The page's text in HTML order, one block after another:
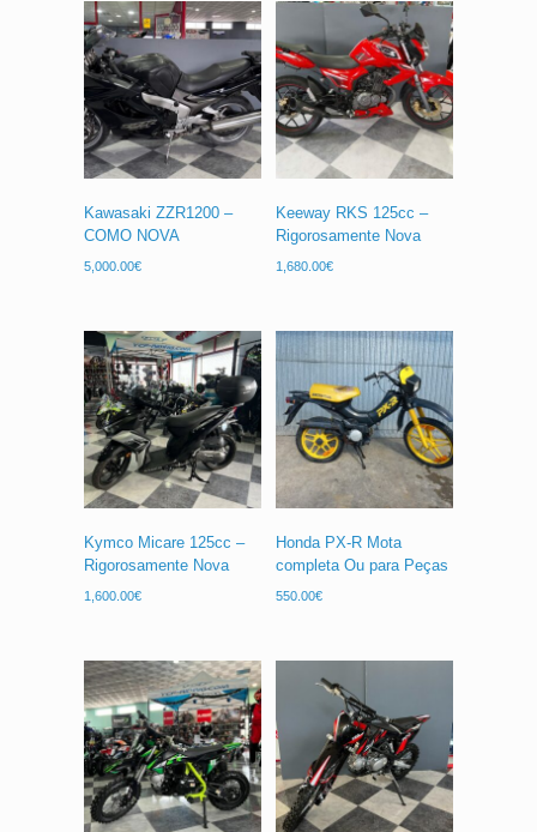
Kawasaki ZZR1200 –
COMO NOVA
5,000.00€
Keeway RKS 125cc –
Rigorosamente Nova
1,680.00€
Kymco Micare 125cc –
Rigorosamente Nova
1,600.00€
Honda PX-R Mota
completa Ou para Peças
550.00€